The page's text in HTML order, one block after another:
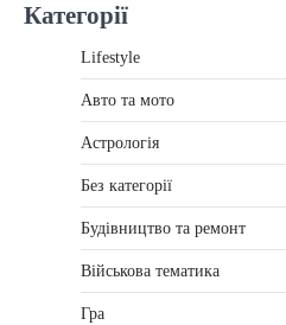
Категорії
Lifestyle
Авто та мото
Астрологія
Без категорії
Будівництво та ремонт
Військова тематика
Гра